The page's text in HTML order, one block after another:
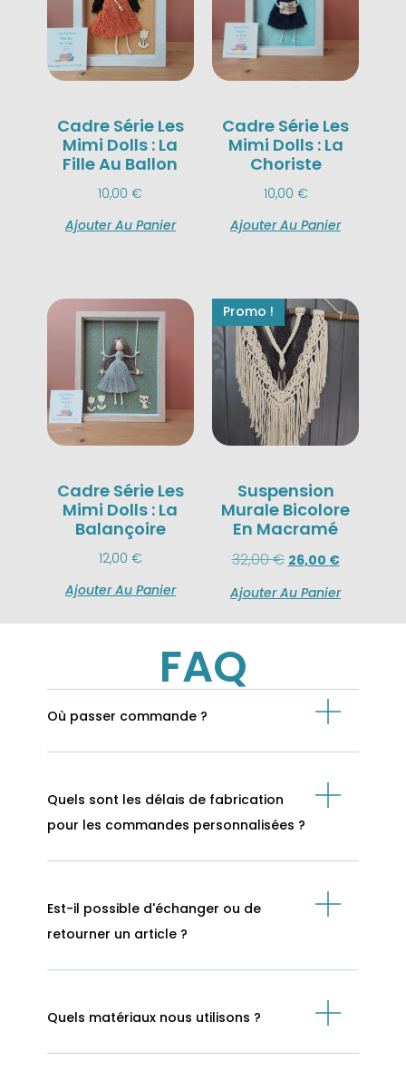
Cadre Série Les
Mimi Dolls : La
Fille Au Ballon
10,00€
Ajouter Au Panier
Cadre Série Les
Mimi Dolls : La
Choriste
10,00 €
Ajouter Au Panier
Cadre Série Les
Mimi Dolls : La
Balançoire
12,00 €
Ajouter Au Panier
Promo !
Suspension
Murale Bicolore
En Macramé
32,00€ 26,00 €
Ajouter Au Panier
FAQ
Où passer commande ?
Quels sont les délais de fabrication
pour les commandes personnalisées ?
Est-il possible d'échanger ou de
retourner un article ?
Quels matériaux nous utilisons ?